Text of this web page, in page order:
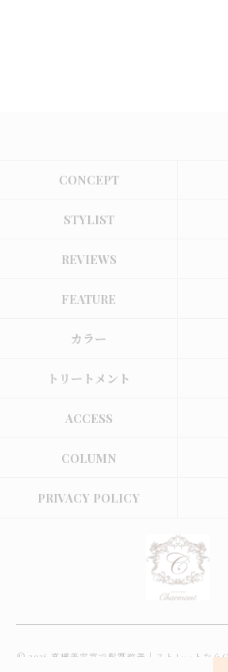
CONCEPT
STYLIST
REVIEWS
FEATURE
カラー
トリートメント
ACCESS
COLUMN
PRIVACY POLICY
© 2026 高槻美容室で髪質改善｜ストレートなら